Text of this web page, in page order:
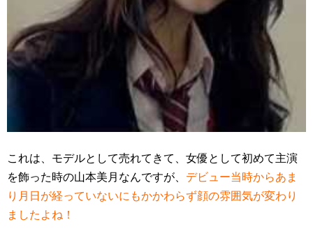
これは、モデルとして売れてきて、女優として初めて主演
を飾った時の山本美月なんですが、 デビュー当時からあま
り月日が経っていないにもかかわらず顔の雰囲気が変わり
ましたよね！